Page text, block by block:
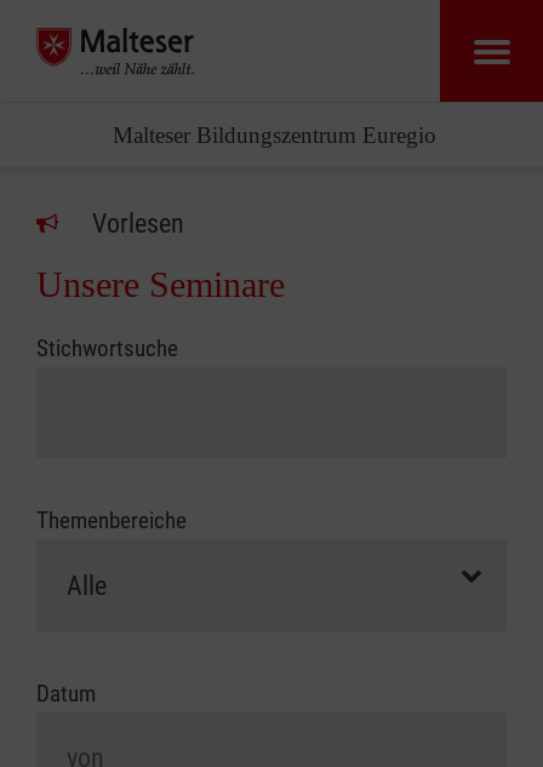
Malteser Bildungszentrum Euregio
Vorlesen
Unsere Seminare
Stichwortsuche
Themenbereiche
Datum